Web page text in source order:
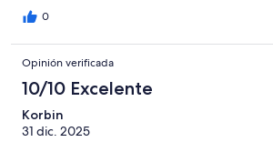
0
Opinión verificada
10/10 Excelente
Korbin
31 dic. 2025